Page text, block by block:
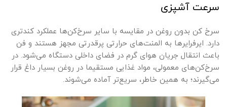
سرعت آشپزی
سرخ کن بدون روغن در مقایسه با سایر سرخ‌کن‌ها عملکرد کندتری
دارد. ایرفرایرها به المنت‌های حرارتی پرقدرتی مجهز هستند و فن
باعث انتقال جریان هوای گرم در فضای داخلی دستگاه می‌شود. در
سرخ‌کن‌های معمولی، مواد غذایی مستقیما در روغن بسیار داغ قرار
می‌گیرند؛ به همین خاطر، سریع‌تر آماده می‌شوند.